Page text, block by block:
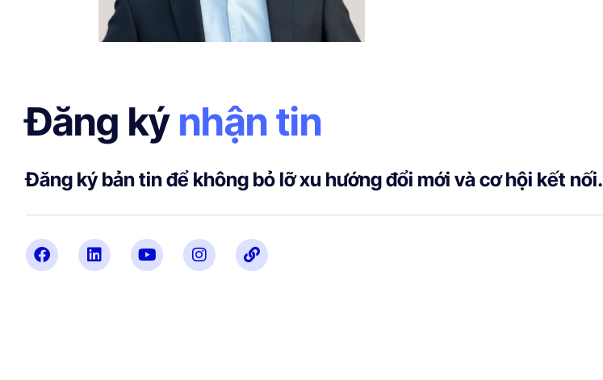
Đăng ký nhận tin
Đăng ký bản tin để không bỏ lỡ xu hướng đổi mới và cơ hội kết nối.